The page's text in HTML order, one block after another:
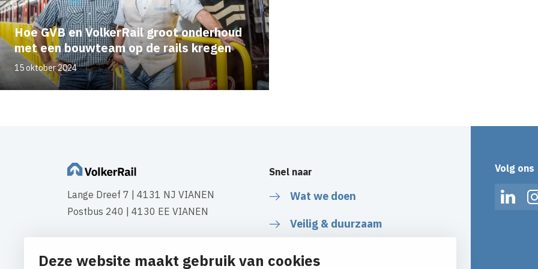
Deze website maakt gebruik van cookies
Hoe GVB en VolkerRail groot onderhoud
met een bouwteam op de rails kregen
15 oktober 2024
Lange Dreef 7 | 4131 NJ VIANEN
Postbus 240 | 4130 EE VIANEN
Fax: +31 347 35 45 59
Snel naar
Wat we doen
Veilig & duurzaam
Volg ons